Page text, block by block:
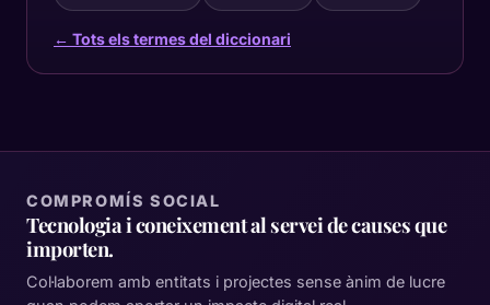
← Tots els termes del diccionari
COMPROMÍS SOCIAL
Tecnologia i coneixement al servei de causes que
importen.
Col·laborem amb entitats i projectes sense ànim de lucre